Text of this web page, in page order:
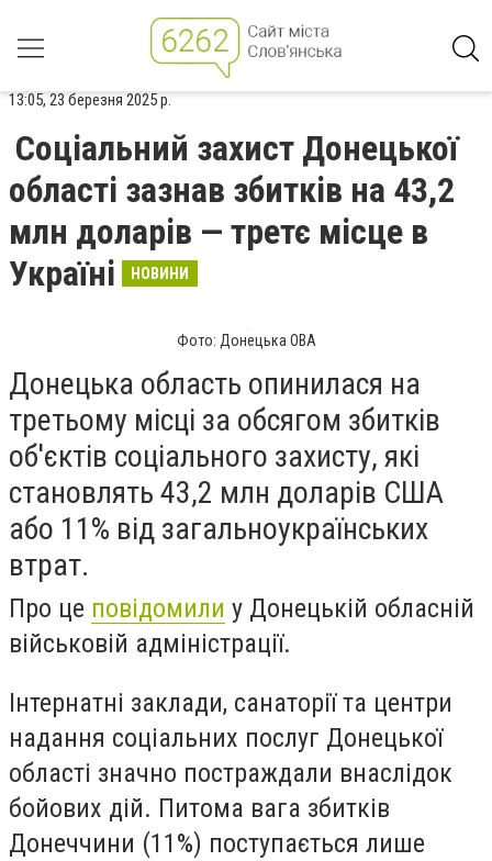
13:05, 23 березня 2025 р.
Соціальний захист Донецької
області зазнав збитків на 43,2
млн доларів — третє місце в
Україні
НОВИНИ
Фото: Донецька ОВА
Донецька область опинилася на
третьому місці за обсягом збитків
об'єктів соціального захисту, які
становлять 43,2 млн доларів США
або 11% від загальноукраїнських
втрат.
Про це повідомили у Донецькій обласній
військовій адміністрації.
Інтернатні заклади, санаторії та центри
надання соціальних послуг Донецької
області значно постраждали внаслідок
бойових дій. Питома вага збитків
Донеччини (11%) поступається лише